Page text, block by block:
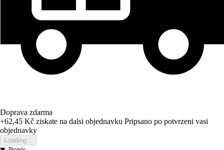
Doprava zdarma
+62,45 Kč ziskate na dalsi objednavku Pripsano po potvrzeni vasi
objednavky
Loading...